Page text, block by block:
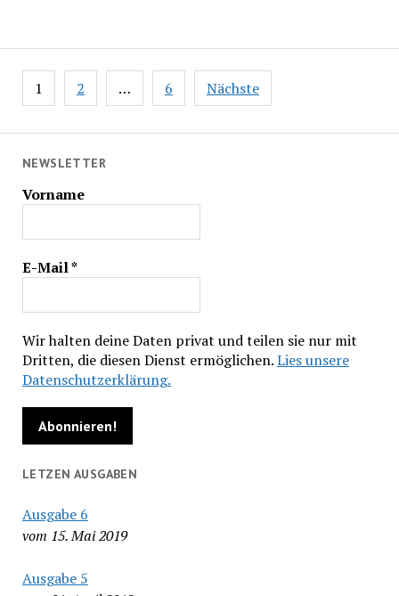
NEWSLETTER
Vorname
E-Mail*
Wir halten deine Daten privat und teilen sie nur mit
Dritten, die diesen Dienst ermöglichen.Lies unsere
Datenschutzerklärung.
LETZEN AUSGABEN
Ausgabe 6
vom 15. Mai 2019
Ausgabe 5
Beitragsnavigation
1 2 … 6 Nächste